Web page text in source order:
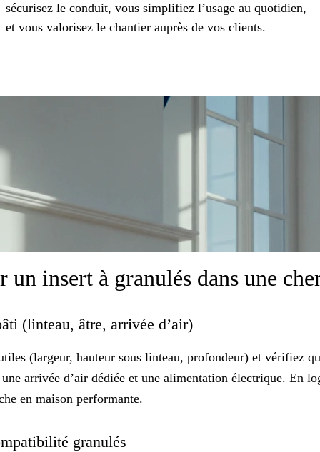
sécurisez le conduit, vous simplifiez l’usage au quotidien,
et vous valorisez le chantier auprès de vos clients.
insert à granulés dans une
(linteau, âtre, arrivée d’air)
(largeur, hauteur sous linteau, profondeur) et vérifiez
arrivée d’air dédiée et une alimentation électrique. En
en maison performante.
granulés